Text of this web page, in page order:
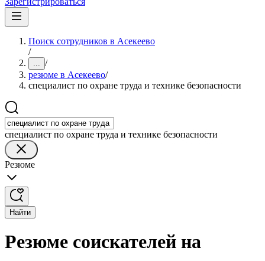
Поиск сотрудников в Асекеево
/
... /
резюме в Асекеево/
специалист по охране труда и технике безопасности
специалист по охране труда и технике безопасности
Резюме
Найти
Резюме соискателей на